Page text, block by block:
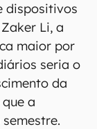
dispositivos
Li, a
maior por
seria o
da
a